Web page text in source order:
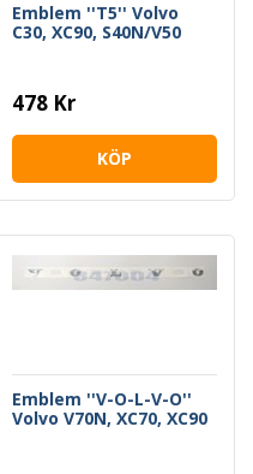
Emblem ''T5'' Volvo
C30, XC90, S40N/V50
478 Kr
KÖP
Emblem ''V-O-L-V-O''
Volvo V70N, XC70, XC90